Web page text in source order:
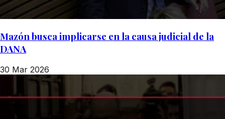
Mazón busca implicarse en la causa judicial de la
DANA
30 Mar 2026